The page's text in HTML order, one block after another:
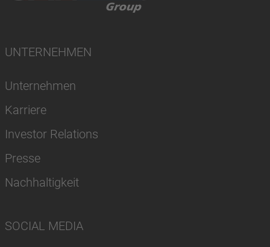
UNTERNEHMEN
Unternehmen
Karriere
Investor Relations
Presse
Nachhaltigkeit
SOCIAL MEDIA